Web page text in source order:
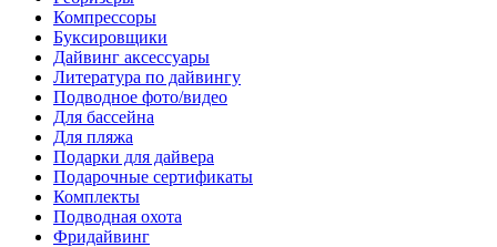
Компрессоры
Буксировщики
Дайвинг аксессуары
Литература по дайвингу
Подводное фото/видео
Для бассейна
Для пляжа
Подарки для дайвера
Подарочные сертификаты
Комплекты
Подводная охота
Фридайвинг